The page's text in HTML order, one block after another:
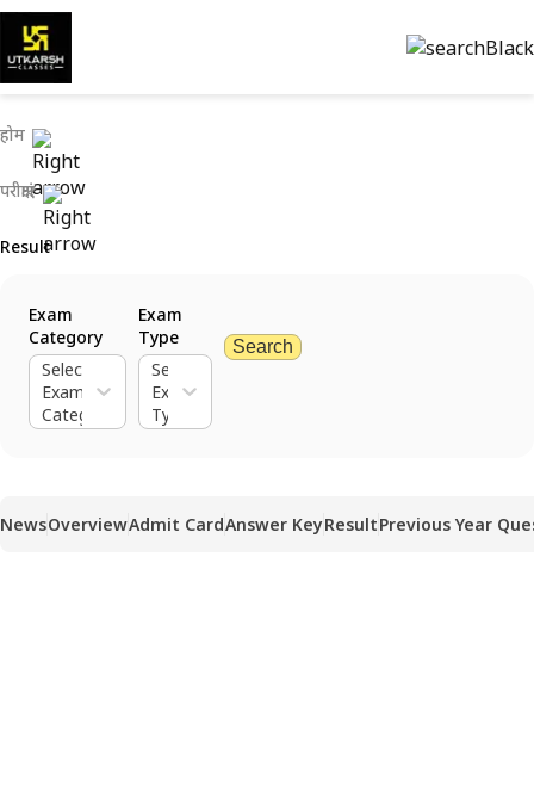
होम
परीक्षाएं
Result
Exam
Category
Select
Exam
Category
Exam
Type
Select
Exam
Type
Search
NewsOverviewAdmit CardAnswer KeyResultPrevious Year